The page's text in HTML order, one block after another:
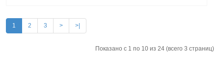
1 2 3 > >|
Показано с 1 по 10 из 24 (всего 3 страниц)